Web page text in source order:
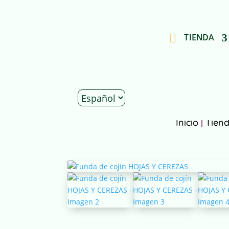
TIENDA
Inicio|